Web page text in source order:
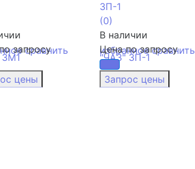
сравнить
запросу
избранное сравнить
ЗП-1
(0)
В наличии
Цена по запросу